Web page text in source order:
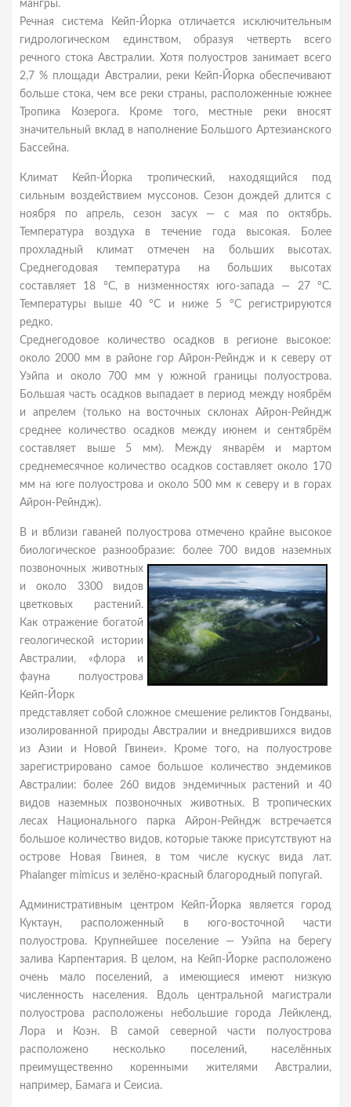
мангры.
Речная система Кейп-Йорка отличается исключительным
гидрологическом единством, образуя четверть всего
речного стока Австралии. Хотя полуостров занимает всего
2,7 % площади Австралии, реки Кейп-Йорка обеспечивают
больше стока, чем все реки страны, расположенные южнее
Тропика Козерога. Кроме того, местные реки вносят
значительный вклад в наполнение Большого Артезианского
Бассейна.
Климат Кейп-Йорка тропический, находящийся под
сильным воздействием муссонов. Сезон дождей длится с
ноября по апрель, сезон засух — с мая по октябрь.
Температура воздуха в течение года высокая. Более
прохладный климат отмечен на больших высотах.
Среднегодовая температура на больших высотах
составляет 18 °C, в низменностях юго-запада — 27 °C.
Температуры выше 40 °C и ниже 5 °C регистрируются
редко.
Среднегодовое количество осадков в регионе высокое:
около 2000 мм в районе гор Айрон-Рейндж и к северу от
Уэйпа и около 700 мм у южной границы полуострова.
Большая часть осадков выпадает в период между ноябрём
и апрелем (только на восточных склонах Айрон-Рейндж
среднее количество осадков между июнем и сентябрём
составляет выше 5 мм). Между январём и мартом
среднемесячное количество осадков составляет около 170
мм на юге полуострова и около 500 мм к северу и в горах
Айрон-Рейндж).
В и вблизи гаваней полуострова отмечено крайне высокое
биологическое разнообразие: более 700 видов наземных
позвоночных животных
и около 3300 видов
цветковых растений.
Как отражение богатой
геологической истории
Австралии, «флора и
фауна полуострова
Кейп-Йорк
представляет собой сложное смешение реликтов Гондваны,
изолированной природы Австралии и внедрившихся видов
из Азии и Новой Гвинеи». Кроме того, на полуострове
зарегистрировано самое большое количество эндемиков
Австралии: более 260 видов эндемичных растений и 40
видов наземных позвоночных животных. В тропических
лесах Национального парка Айрон-Рейндж встречается
большое количество видов, которые также присутствуют на
острове Новая Гвинея, в том числе кускус вида лат.
Phalanger mimicus и зелёно-красный благородный попугай.
Административным центром Кейп-Йорка является город
Куктаун, расположенный в юго-восточной части
полуострова. Крупнейшее поселение — Уэйпа на берегу
залива Карпентария. В целом, на Кейп-Йорке расположено
очень мало поселений, а имеющиеся имеют низкую
численность населения. Вдоль центральной магистрали
полуострова расположены небольшие города Лейкленд,
Лора и Коэн. В самой северной части полуострова
расположено несколько поселений, населённых
преимущественно коренными жителями Австралии,
например, Бамага и Сеисиа.